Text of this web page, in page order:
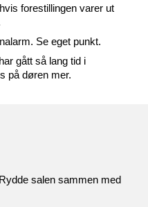
forestillingen varer ut
Se eget punkt.
gått så lang tid i
på døren mer.
salen sammen med